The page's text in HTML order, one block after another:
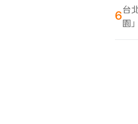
6台
園
幕